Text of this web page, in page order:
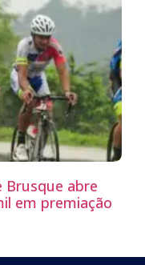
Brusque abre
em premiação